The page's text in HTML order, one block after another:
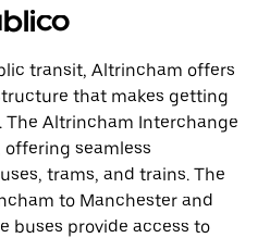
transit, Altrincham offers
that makes getting
Altrincham Interchange
offering seamless
trams, and trains. The
to Manchester and
buses provide access to